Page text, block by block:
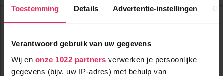
Toestemming Details Advertentie-instellingen
Verantwoord gebruik van uw gegevens
Wij en onze 1022 partners verwerken je persoonlijke
gegevens (bijv. uw IP-adres) met behulp van
Chalet Le Vieux Logis
Frankrijk Alpe d'Huez